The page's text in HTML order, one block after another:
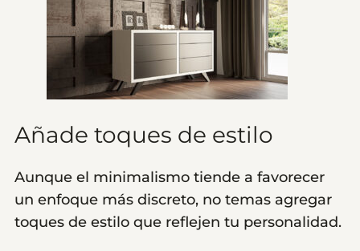
Añade toques de estilo
Aunque el minimalismo tiende a favorecer
un enfoque más discreto, no temas agregar
toques de estilo que reflejen tu personalidad.